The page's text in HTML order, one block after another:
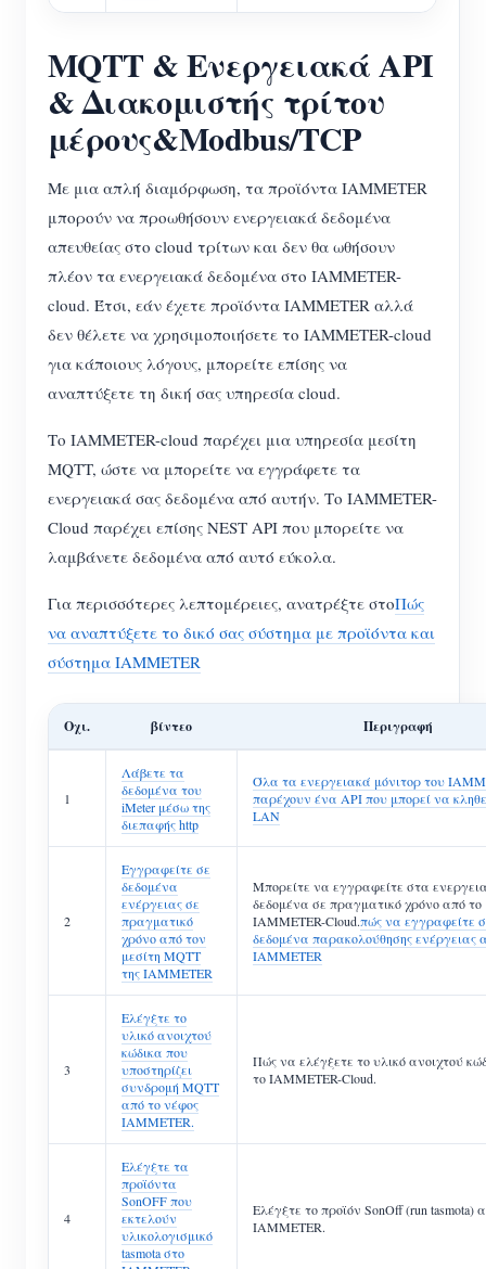
MQTT & Ενεργειακά API
& Διακομιστής τρίτου
μέρους&Modbus/TCP
Με μια απλή διαμόρφωση, τα προϊόντα IAMMETER
μπορούν να προωθήσουν ενεργειακά δεδομένα
απευθείας στο cloud τρίτων και δεν θα ωθήσουν
πλέον τα ενεργειακά δεδομένα στο IAMMETER-
cloud. Έτσι, εάν έχετε προϊόντα IAMMETER αλλά
δεν θέλετε να χρησιμοποιήσετε το IAMMETER-cloud
για κάποιους λόγους, μπορείτε επίσης να
αναπτύξετε τη δική σας υπηρεσία cloud.
Το IAMMETER-cloud παρέχει μια υπηρεσία μεσίτη
MQTT, ώστε να μπορείτε να εγγράφετε τα
ενεργειακά σας δεδομένα από αυτήν. Το IAMMETER-
Cloud παρέχει επίσης NEST API που μπορείτε να
λαμβάνετε δεδομένα από αυτό εύκολα.
Για περισσότερες λεπτομέρειες, ανατρέξτε στοΠώς
να αναπτύξετε το δικό σας σύστημα με προϊόντα και
σύστημα IAMMETER
Οχι. βίντεο Περιγραφή
1
Λάβετε τα
δεδομένα του
iMeter μέσω της
διεπαφής http
Όλα τα ενεργειακά μόνιτορ του
παρέχουν ένα API που μπορεί να
LAN
2
Εγγραφείτε σε
δεδομένα
ενέργειας σε
πραγματικό
χρόνο από τον
μεσίτη MQTT
της IAMMETER
Μπορείτε να εγγραφείτε στα
δεδομένα σε πραγματικό χρόνο από το
IAMMETER-Cloud.πώς να εγγραφείτε
δεδομένα παρακολούθησης ενέργειας
IAMMETER
3
Ελέγξτε το
υλικό ανοιχτού
κώδικα που
υποστηρίζει
συνδρομή MQTT
από το νέφος
IAMMETER.
Πώς να ελέγξετε το υλικό ανοιχτού
το IAMMETER-Cloud.
4
Ελέγξτε τα
προϊόντα
SonOFF που
εκτελούν
υλικολογισμικό
tasmota στο
Ελέγξτε το προϊόν SonOff (run tasmota)
IAMMETER.